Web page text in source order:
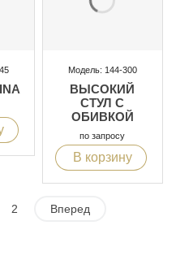
Модель: 144-300
ВЫСОКИЙ
СТУЛ С
ОБИВКОЙ
по запросу
В корзину
2 Вперед